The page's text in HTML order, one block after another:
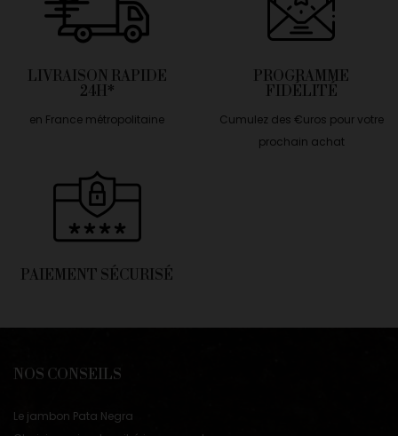
LIVRAISON RAPIDE
24H*
en France métropolitaine
PROGRAMME
FIDÉLITÉ
Cumulez des €uros pour votre
prochain achat
PAIEMENT SÉCURISÉ
NOS CONSEILS
Le jambon Pata Negra